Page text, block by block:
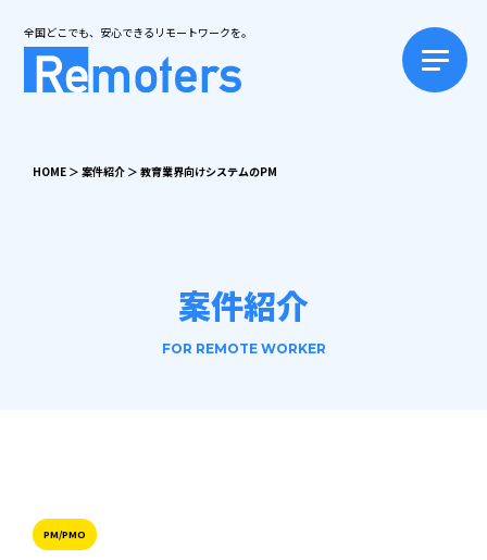
全国どこでも、安心できるリモートワークを。
HOME ＞ 案件紹介 ＞ 教育業界向けシステムのPM
案件紹介
FOR REMOTE WORKER
PM/PMO